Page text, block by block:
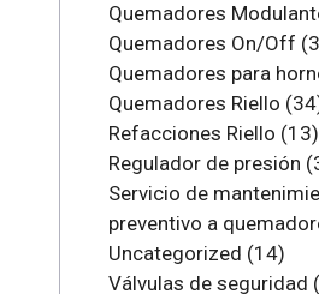
Quemadores
Quemadores On/Off
Quemadores para
Quemadores Riello
Refacciones Riello (13)
Regulador de presión
Servicio de
preventivo a
Uncategorized (14)
Válvulas de seguridad